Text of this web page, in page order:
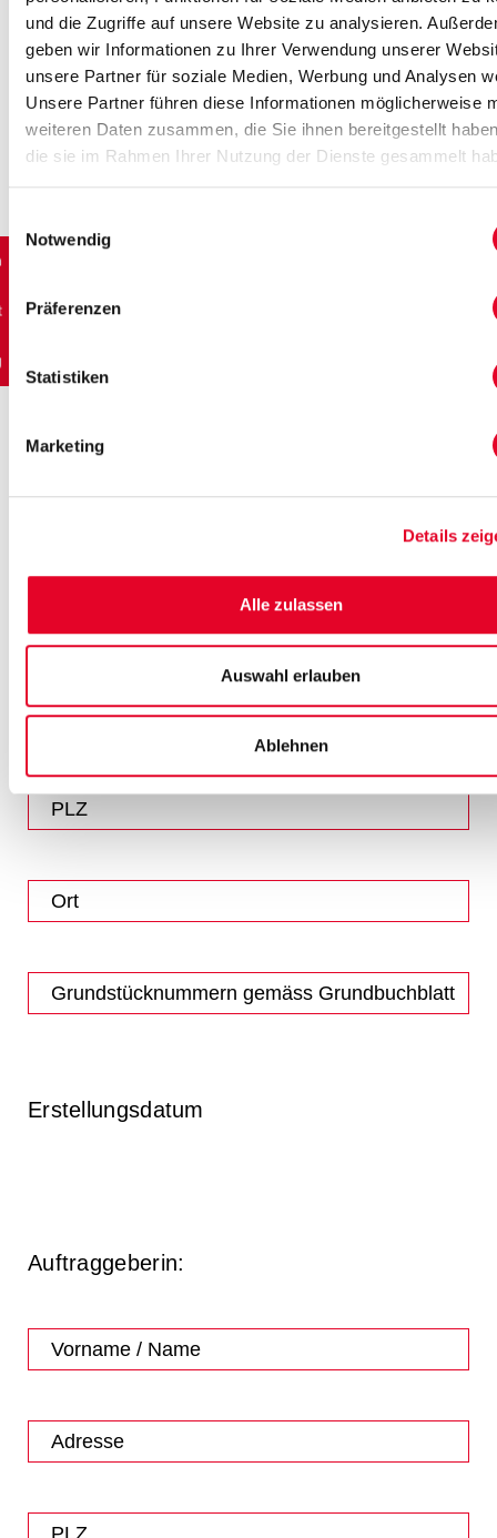
und die Zugriffe auf unsere Website zu analysieren.
geben wir Informationen zu Ihrer Verwendung unserer
unsere Partner für soziale Medien, Werbung und Analysen
Unsere Partner führen diese Informationen möglicherweise
weiteren Daten zusammen, die Sie ihnen bereitgestellt
die sie im Rahmen Ihrer Nutzung der Dienste gesammelt
Notwendig
Präferenzen
Statistiken
Marketing
Details
Alle zulassen
Auswahl erlauben
Ablehnen
Sie wissen gerne von Anfang an, woran
Sie sind? Hier geht’s zum individuellen
Honorarrechner:
Honorarmodell
Modell 2 : Käuferschaft zahlt Honorar
Objektart
Einstellhallenparkplatz
Erstellungsdatum
Auftraggeberin: